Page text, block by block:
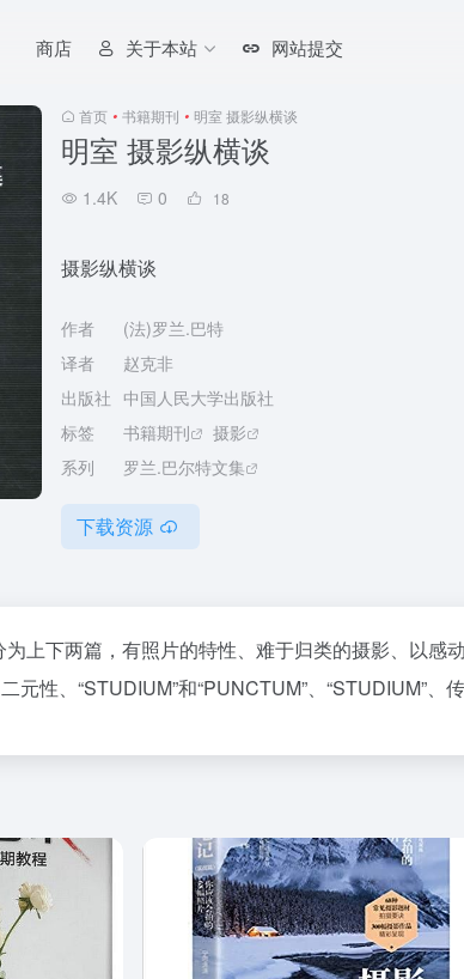
商店 关于本站 网站提交
首页 • 书籍期刊 • 明室 摄影纵横谈
明室 摄影纵横谈
1.4K 0 18
摄影纵横谈
作者
(法)罗兰.巴特
译者
赵克非
出版社 中国人民大学出版社
标签
书籍期刊
摄影
系列
罗兰.巴尔特文集
下载资源
为上下两篇，有照片的特性、难于归类的摄影、以
元性、“STUDIUM”和“PUNCTUM”、“STUDIUM”、